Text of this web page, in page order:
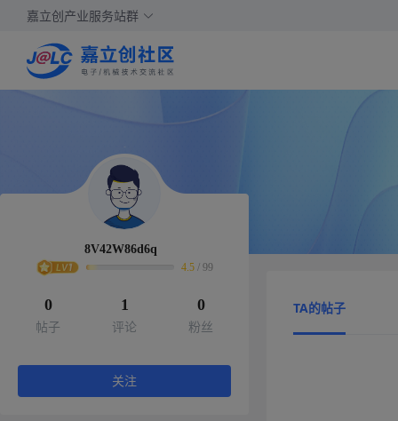
嘉立创产业服务站群
8V42W86d6q
4.5 / 99
0
帖子
1
评论
0
粉丝
关注
TA的帖子